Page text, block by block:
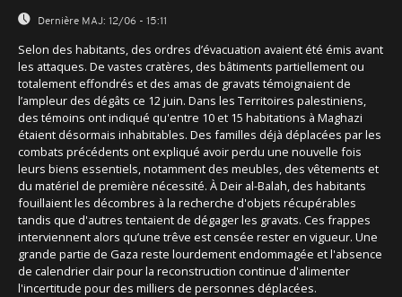
Dernière MAJ: 12/06 - 15:11
Selon des habitants, des ordres d’évacuation avaient été émis avant
les attaques. De vastes cratères, des bâtiments partiellement ou
totalement effondrés et des amas de gravats témoignaient de
l’ampleur des dégâts ce 12 juin. Dans les Territoires palestiniens,
des témoins ont indiqué qu'entre 10 et 15 habitations à Maghazi
étaient désormais inhabitables. Des familles déjà déplacées par les
combats précédents ont expliqué avoir perdu une nouvelle fois
leurs biens essentiels, notamment des meubles, des vêtements et
du matériel de première nécessité. À Deir al-Balah, des habitants
fouillaient les décombres à la recherche d'objets récupérables
tandis que d'autres tentaient de dégager les gravats. Ces frappes
interviennent alors qu’une trêve est censée rester en vigueur. Une
grande partie de Gaza reste lourdement endommagée et l'absence
de calendrier clair pour la reconstruction continue d'alimenter
l'incertitude pour des milliers de personnes déplacées.